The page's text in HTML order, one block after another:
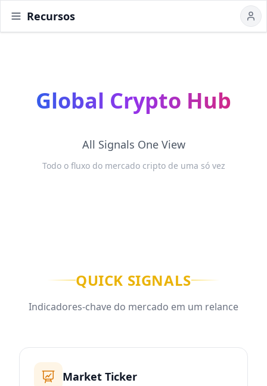
Recursos
Global Crypto Hub
All Signals One View
Todo o fluxo do mercado cripto de uma só vez
QUICK SIGNALS
Indicadores-chave do mercado em um relance
Market Ticker